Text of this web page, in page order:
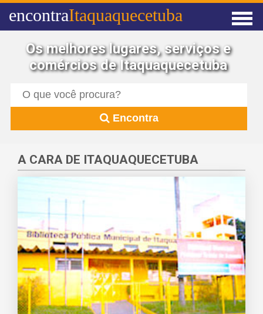
encontraItaquaquecetuba
Os melhores lugares, serviços e
comércios de Itaquaquecetuba
Encontra
A CARA DE ITAQUAQUECETUBA